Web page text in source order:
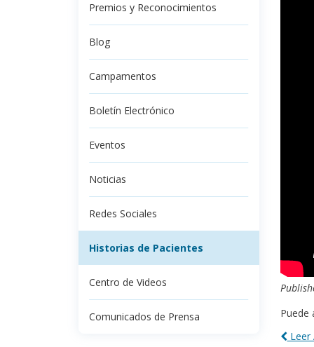
Premios y Reconocimientos
Blog
Campamentos
Boletín Electrónico
Eventos
Noticias
Redes Sociales
Historias de Pacientes
Centro de Videos
Comunicados de Prensa
Puede
Leer